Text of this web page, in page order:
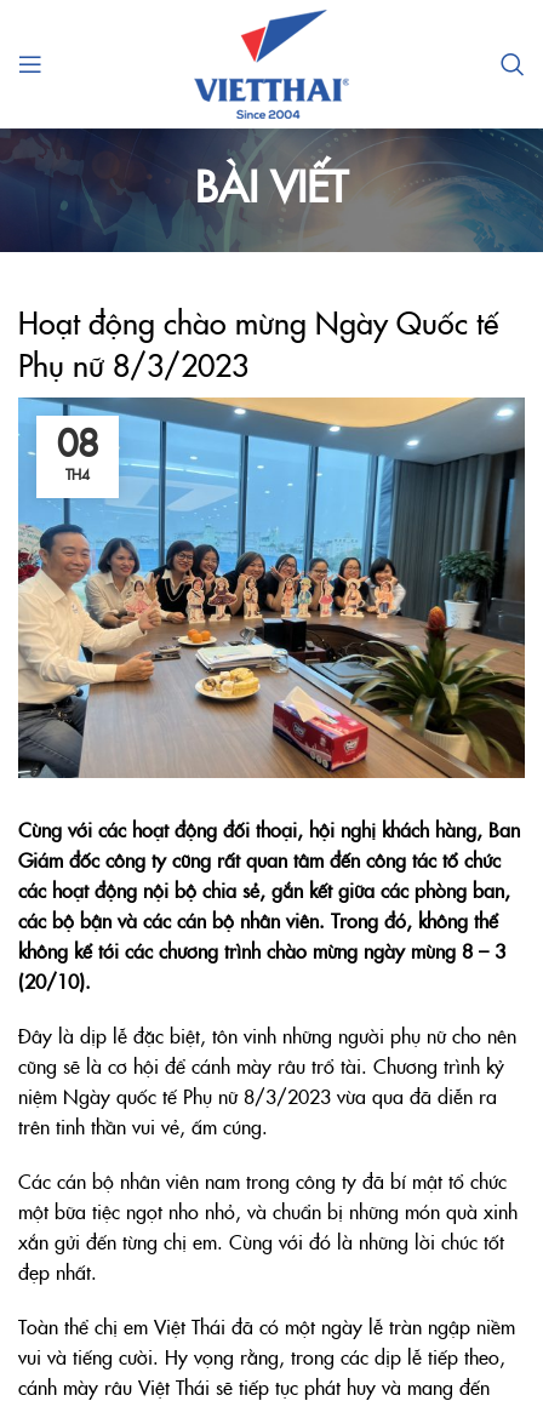
BÀI VIẾT
Hoạt động chào mừng Ngày Quốc tế
Phụ nữ 8/3/2023
08
TH4
Cùng với các hoạt động đối thoại, hội nghị khách hàng, Ban
Giám đốc công ty cũng rất quan tâm đến công tác tổ chức
các hoạt động nội bộ chia sẻ, gắn kết giữa các phòng ban,
các bộ bận và các cán bộ nhân viên. Trong đó, không thể
không kể tới các chương trình chào mừng ngày mùng 8 – 3
(20/10).
Đây là dịp lễ đặc biệt, tôn vinh những người phụ nữ cho nên
cũng sẽ là cơ hội để cánh mày râu trổ tài. Chương trình kỷ
niệm Ngày quốc tế Phụ nữ 8/3/2023 vừa qua đã diễn ra
trên tinh thần vui vẻ, ấm cúng.
Các cán bộ nhân viên nam trong công ty đã bí mật tổ chức
một bữa tiệc ngọt nho nhỏ, và chuẩn bị những món quà xinh
xắn gửi đến từng chị em. Cùng với đó là những lời chúc tốt
đẹp nhất.
Toàn thể chị em Việt Thái đã có một ngày lễ tràn ngập niềm
vui và tiếng cười. Hy vọng rằng, trong các dịp lễ tiếp theo,
cánh mày râu Việt Thái sẽ tiếp tục phát huy và mang đến